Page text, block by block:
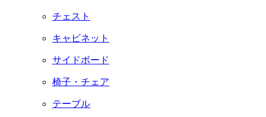
チェスト
キャビネット
サイドボード
椅子・チェア
テーブル